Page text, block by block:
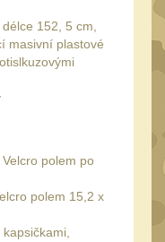
152, 5 cm,
masivní plastové
polem po
polem 15,2 x